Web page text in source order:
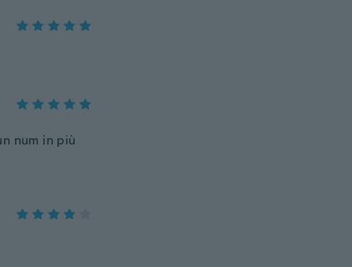
num in più